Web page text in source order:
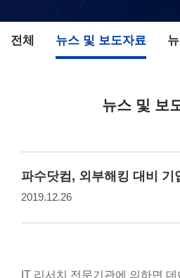
전체 뉴스 및 보도자료
뉴스 및 보
파수닷컴, 외부해킹 대비 기
2019.12.26
IT 리서치 전문기관에 의하면